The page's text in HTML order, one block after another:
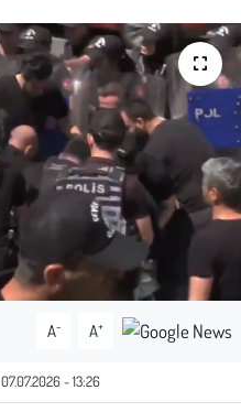
A- A+
07.07.2026 - 13:26